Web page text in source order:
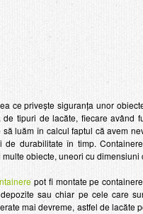
ce privește siguranța unor
tipuri de lacăte, fiecare având
luăm în calcul faptul că avem
de durabilitate în timp.
obiecte, uneori cu dimensiuni
pot fi montate pe
sau chiar pe cele care
mai devreme, astfel de lacăte